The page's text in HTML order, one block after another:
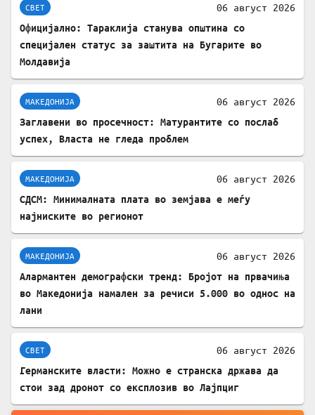
СВЕТ 06 август 2026
Официјално: Тараклија станува општина со
специјален статус за заштита на Бугарите во
Молдавија
МАКЕДОНИЈА 06 август 2026
Заглавени во просечност: Матурантите со послаб
успех, Власта не гледа проблем
МАКЕДОНИЈА 06 август 2026
СДСМ: Минималната плата во земјава е меѓу
најниските во регионот
МАКЕДОНИЈА 06 август 2026
Алармантен демографски тренд: Бројот на првачиња
во Македонија намален за речиси 5.000 во однос на
лани
СВЕТ 06 август 2026
Германските власти: Можно е странска држава да
стои зад дронот со експлозив во Лајпциг